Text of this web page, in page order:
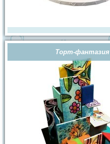
Торт-фантазия